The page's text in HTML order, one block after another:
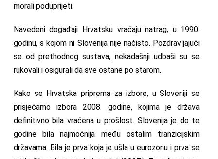
morali poduprijeti.
Navedeni događaji Hrvatsku vraćaju natrag, u 1990.
godinu, s kojom ni Slovenija nije načisto. Pozdravljajući
se od prethodnog sustava, nekadašnji udbaši su se
rukovali i osigurali da sve ostane po starom.
Kako se Hrvatska priprema za izbore, u Sloveniji se
prisjećamo izbora 2008. godine, kojima je država
definitivno bila vraćena u prošlost. Slovenija je do te
godine bila najmoćnija među ostalim tranzicijskim
državama. Bila je prva koja je ušla u eurozonu i prva se